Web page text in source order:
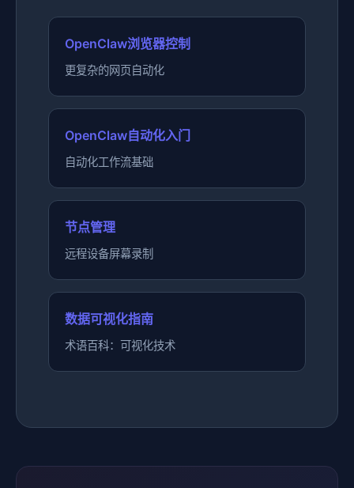
OpenClaw浏览器控制
更复杂的网页自动化
OpenClaw自动化入门
自动化工作流基础
节点管理
远程设备屏幕录制
数据可视化指南
术语百科：可视化技术